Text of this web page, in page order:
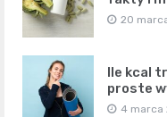
20
Ile kcal
proste
4 marca